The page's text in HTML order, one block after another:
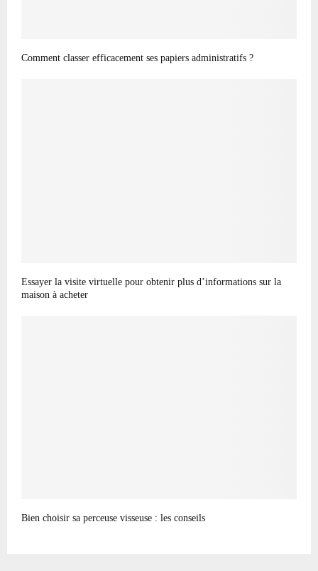
Comment classer efficacement ses papiers administratifs ?
Essayer la visite virtuelle pour obtenir plus d’informations sur la
maison à acheter
Bien choisir sa perceuse visseuse : les conseils